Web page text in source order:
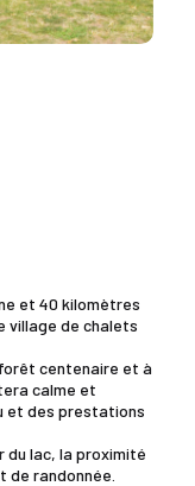
et 40 kilomètres
village de chalets
forêt centenaire et à
calme et
et des prestations
du lac, la proximité
randonnée.